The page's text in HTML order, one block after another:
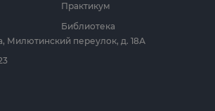
Практикум
Библиотека
Милютинский переулок, д. 18А